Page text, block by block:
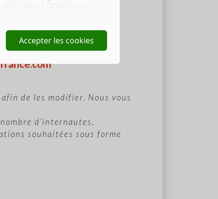
Accepter les cookies
les conditions
de les modifier. Nous vous
d’internautes,
souhaitées sous forme